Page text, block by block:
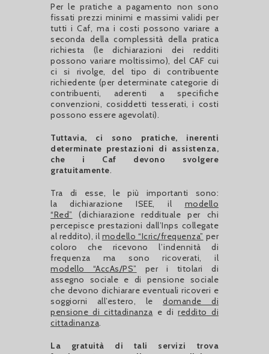
Per le pratiche a pagamento non sono
fissati prezzi minimi e massimi validi per
tutti i Caf, ma i costi possono variare a
seconda della complessità della pratica
richiesta (le dichiarazioni dei redditi
possono variare moltissimo), del CAF cui
ci si rivolge, del tipo di contribuente
richiedente (per determinate categorie di
contribuenti, aderenti a specifiche
convenzioni, cosiddetti tesserati, i costi
possono essere agevolati).
Tuttavia, ci sono pratiche, inerenti
determinate prestazioni di assistenza,
che i Caf devono svolgere
gratuitamente.
Tra di esse, le più importanti sono:
la dichiarazione ISEE, il modello
“Red” (dichiarazione reddituale per chi
percepisce prestazioni dall’Inps collegate
al reddito), il modello “Icric/frequenza” per
coloro che ricevono l’indennità di
frequenza ma sono ricoverati, il
modello “AccAs/PS” per i titolari di
assegno sociale e di pensione sociale
che devono dichiarare eventuali ricoveri e
soggiorni all’estero, ledomande di
pensione di cittadinanza e direddito di
cittadinanza.
La gratuità di tali servizi trova